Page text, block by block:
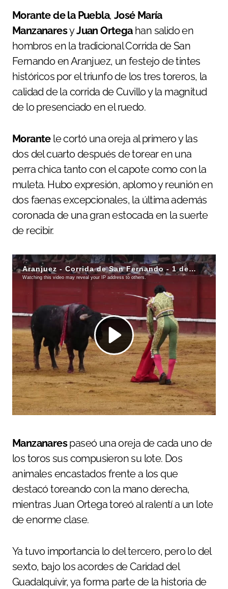
Morante de la Puebla, José María
ManzanaresyJuan Ortegahan salido en
hombros en la tradicional Corrida de San
Fernando en Aranjuez, un festejo de tintes
históricos por el triunfo de los tres toreros, la
calidad de la corrida de Cuvillo y la magnitud
de lo presenciado en el ruedo.
Morante le cortó una oreja al primero y las
dos del cuarto después de torear en una
perra chica tanto con el capote como con la
muleta. Hubo expresión, aplomo y reunión en
dos faenas excepcionales, la última además
coronada de una gran estocada en la suerte
de recibir.
Manzanarespaseó una oreja de cada uno de
los toros sus compusieron su lote. Dos
animales encastados frente a los que
destacó toreando con la mano derecha,
mientras Juan Ortega toreó al ralentí a un lote
de enorme clase.
Ya tuvo importancia lo del tercero, pero lo del
sexto, bajo los acordes de Caridad del
Guadalquivir, ya forma parte de la historia de